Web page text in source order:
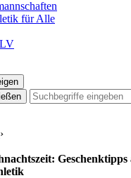
für Alle
›